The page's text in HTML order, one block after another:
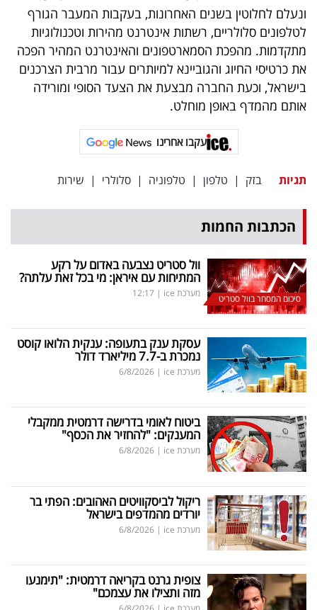
פרסמו
באייס
עקבו
אחרינו:
ונעלם לחלוטין בשנים האחרונות, בעקבות המעבר הגורף
לטלפונים סלולריים, רשתות אינטרנט מהירות וטכנולוגיות
מתקדמות. מהפכת הסמארטפונים והאינטרנט המהיר הפכה
את כרטיסי החיוג והגוביינא למיותרים עבור מרבית הצרכנים
בישראל, וכעת החברה מבצעת את הצעד הסופי ומורידה
אותם מהמדף באופן מוחלט.
עקבו אחרינו
תגיות בזק | טלפון | טלפוניה | סלולרי | שירות
הכתבות החמות
סיכום המסחר בוול סטריט
וול סטריט נצבעה באדום על רקע
המתיחות עם איראן: מי בכל זאת עלתה?
מערכת ice |
12:17
עסקת ענק בתעופה: ענקית הלואו קוסט
נמכרת ב-7.7 מיליארד דולר
מערכת ice |
6/8/2026
ביטוח לאומי בדרישה דרמטית ממקבלי
המענקים: "להחזיר את הכסף"
מערכת ice |
6/8/2026
ריקול לביסקוויטים האהובים: הפתי בר
יורדים מהמדפים בישראל
מערכת ice |
6/8/2026
צופית גרנט בקריאה דרמטית: "תימנעו
מזה ותצילו את עצמכם"